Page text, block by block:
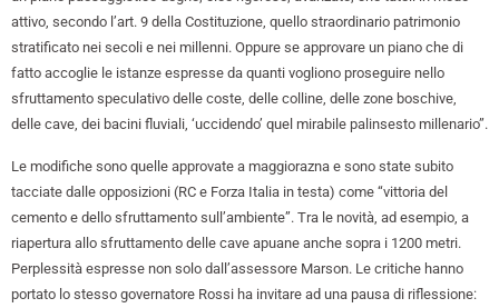
attivo, secondo l’art. 9 della Costituzione, quello straordinario patrimonio
stratificato nei secoli e nei millenni. Oppure se approvare un piano che di
fatto accoglie le istanze espresse da quanti vogliono proseguire nello
sfruttamento speculativo delle coste, delle colline, delle zone boschive,
delle cave, dei bacini fluviali, ‘uccidendo’ quel mirabile palinsesto millenario”.
Le modifiche sono quelle approvate a maggiorazna e sono state subito
tacciate dalle opposizioni (RC e Forza Italia in testa) come “vittoria del
cemento e dello sfruttamento sull’ambiente”. Tra le novità, ad esempio, a
riapertura allo sfruttamento delle cave apuane anche sopra i 1200 metri.
Perplessità espresse non solo dall’assessore Marson. Le critiche hanno
portato lo stesso governatore Rossi ha invitare ad una pausa di riflessione: